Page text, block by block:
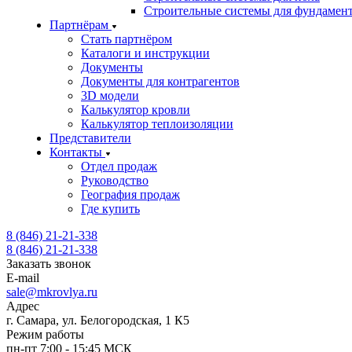
Строительные системы для
Партнёрам
Стать партнёром
Каталоги и инструкции
Документы
Документы для контрагентов
3D модели
Калькулятор кровли
Калькулятор теплоизоляции
Представители
Контакты
Отдел продаж
Руководство
География продаж
Где купить
8 (846) 21-21-338
8 (846) 21-21-338
Заказать звонок
E-mail
sale@mkrovlya.ru
Адрес
г. Самара, ул. Белогородская, 1 К5
Режим работы
пн-пт 7:00 - 15:45 МСК